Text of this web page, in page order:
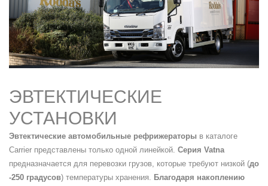
ЭВТЕКТИЧЕСКИЕ
УСТАНОВКИ
Эвтектические автомобильные рефрижераторы в каталоге
Carrier представлены только одной линейкой. Серия Vatna
предназначается для перевозки грузов, которые требуют низкой (до
-250 градусов) температуры хранения. Благодаря накоплению